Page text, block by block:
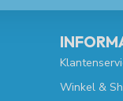
Winkel &